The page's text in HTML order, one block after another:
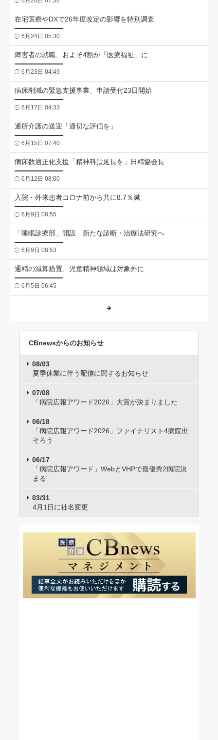
在宅医療やDXで26年度改定の影響を特別調査
6月24日 05:30
障害者の就職、およそ4割が「医療福祉」に
6月23日 04:49
病床削減の緊急支援事業、申請受付23日開始
6月17日 04:33
通所介護の送迎「適切な評価を」
6月15日 07:40
病床数適正化支援「精神科は延長を」日精協会長
6月12日 08:00
入院・外来患者コロナ前から共に8.7％減
6月9日 08:55
「睡眠診療部」開設 新たな診断・治療法研究へ
6月9日 08:53
通精の減算措置、児童精神領域は対象外に
6月5日 06:45
CBnewsからのお知らせ
08/03
夏季休業に伴う配信に関するお知らせ
07/08
「病院広報アワード2026」大賞が決まりました
06/18
「病院広報アワード2026」ファイナリスト4病院出
そろう
06/17
「病院広報アワード」WebとVHPで最優秀2病院決
まる
03/31
4月1日に社名変更